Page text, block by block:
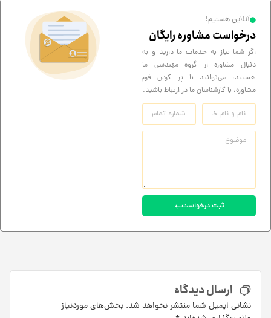
آنلاین هستیم!
درخواست مشاوره رایگان
اگر شما نیاز به خدمات ما دارید و به
دنبال مشاوره از گروه مهندسی ما
هستید، می‌توانید با پر کردن فرم
مشاوره، با کارشناسان ما در ارتباط باشید.
ثبت درخواست
ارسال دیدگاه
نشانی ایمیل شما منتشر نخواهد شد. بخش‌های موردنیاز